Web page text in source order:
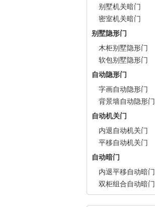
别墅机关暗门
密室机关暗门
别墅隐形门
木柜别墅隐形门
软包别墅隐形门
自动隐形门
字画自动隐形门
背景墙自动隐形门
自动机关门
内退自动机关门
平移自动机关门
自动暗门
内退平移自动暗门
双柜组合自动暗门